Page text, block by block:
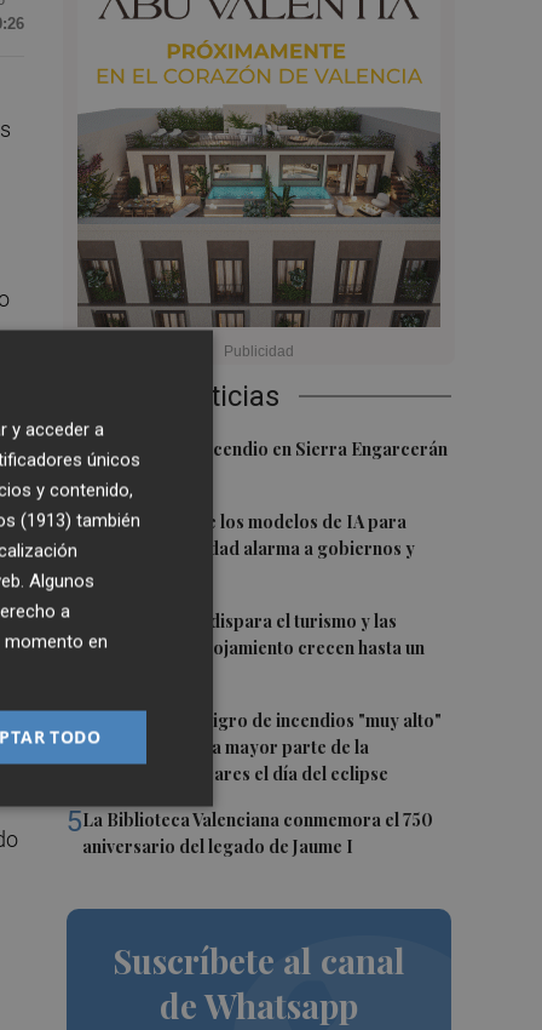
Últimas Noticias
1 Controlado el incendio en Sierra Engarcerán
2La capacidad de los modelos de IA para
burlar la seguridad alarma a gobiernos y
empresas
3
El eclipse solar dispara el turismo y las
búsquedas de alojamiento crecen hasta un
4 Aemet prevé peligro de incendios "muy alto"
o "extremo" en la mayor parte de la
Península y Baleares el día del eclipse
5La Biblioteca Valenciana conmemora el 750
aniversario del legado de Jaume I
Suscríbete al canal
de Whatsapp
y acceder a
únicos
y contenido,
(1913) también
Algunos
a
momento en
TODO